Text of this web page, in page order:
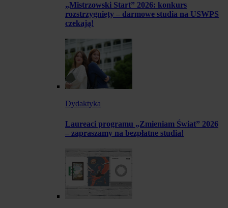
„Mistrzowski Start” 2026: konkurs
rozstrzygnięty – darmowe studia na USWPS
czekają!
Dydaktyka
Laureaci programu „Zmieniam Świat” 2026
– zapraszamy na bezpłatne studia!